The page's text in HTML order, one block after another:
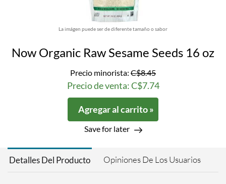
La imágen puede ser de diferente tamaño o sabor
Now Organic Raw Sesame Seeds 16 oz
Precio minorista: C$8.45
Precio de venta: C$7.74
Agregar al carrito »
Save for later
Detalles Del Producto Opiniones De Los Usuarios